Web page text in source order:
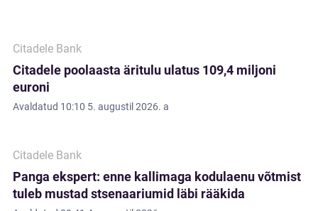
Citadele Bank
Citadele poolaasta äritulu ulatus 109,4 miljoni
euroni
Avaldatud 10:10 5. augustil 2026. a
Citadele Bank
Panga ekspert: enne kallimaga kodulaenu võtmist
tuleb mustad stsenaariumid läbi rääkida